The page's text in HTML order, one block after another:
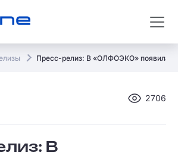
Пресс-релиз: В «ОЛФОЭКО» появилась
2706
В